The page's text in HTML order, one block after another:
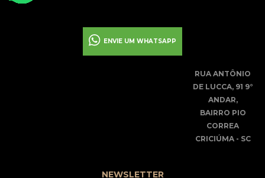
ENVIE UM WHATSAPP
RUA ANTÔNIO
DE LUCCA, 91 9°
ANDAR,
BAIRRO PIO
CORREA
CRICIÚMA - SC
NEWSLETTER